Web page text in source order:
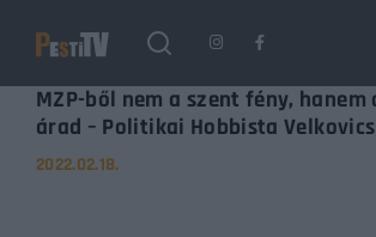
MZP-ből nem a szent fény,
árad – Politikai Hobbista
2022.02.18.
Login
Username or Email Address